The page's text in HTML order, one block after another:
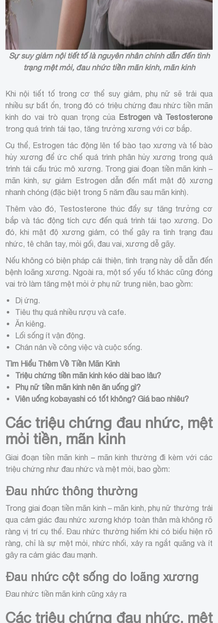
Sự suy giảm nội tiết tố là nguyên nhân chính dẫn đến tình
trạng mệt mỏi, đau nhức tiền mãn kinh, mãn kinh
Khi nội tiết tố trong cơ thể suy giảm, phụ nữ sẽ trải qua
nhiều sự bất ổn, trong đó có triệu chứng đau nhức tiền mãn
kinh do vai trò quan trọng của Estrogen và Testosterone
trong quá trình tái tạo, tăng trưởng xương với cơ bắp.
Cụ thể, Estrogen tác động lên tế bào tạo xương và tế bào
hủy xương để ức chế quá trình phân hủy xương trong quá
trình tái cấu trúc mô xương. Trong giai đoạn tiền mãn kinh –
mãn kinh, sự giảm Estrogen dẫn đến mất mật độ xương
nhanh chóng (đặc biệt trong 5 năm đầu sau mãn kinh).
Thêm vào đó, Testosterone thúc đẩy sự tăng trưởng cơ
bắp và tác động tích cực đến quá trình tái tạo xương. Do
đó, khi mật độ xương giảm, có thể gây ra tình trạng đau
nhức, tê chân tay, mỏi gối, đau vai, xương dễ gãy.
Nếu không có biện pháp cải thiện, tình trạng này dễ dẫn đến
bệnh loãng xương. Ngoài ra, một số yếu tố khác cũng đóng
vai trò làm tăng mệt mỏi ở phụ nữ trung niên, bao gồm:
Dị ứng.
Tiêu thụ quá nhiều rượu và cafe.
Ăn kiêng.
Lối sống ít vận động.
Chán nản về công việc và cuộc sống.
Tìm Hiểu Thêm Về Tiền Mãn Kinh
Triệu chứng tiền mãn kinh kéo dài bao lâu?
Phụ nữ tiền mãn kinh nên ăn uống gì?
Viên uống kobayashi có tốt không? Giá bao nhiêu?
Các triệu chứng đau nhức, mệt
mỏi tiền, mãn kinh
Giai đoạn tiền mãn kinh – mãn kinh thường đi kèm với các
triệu chứng như đau nhức và mệt mỏi, bao gồm:
Đau nhức thông thường
Trong giai đoạn tiền mãn kinh – mãn kinh, phụ nữ thường trải
qua cảm giác đau nhức xương khớp toàn thân mà không rõ
ràng vị trí cụ thể. Đau nhức thường hiếm khi có biểu hiện rõ
ràng, chỉ là sự mệt mỏi, nhức nhối, xảy ra ngắt quãng và ít
gây ra cảm giác đau mạnh.
Đau nhức cột sống do loãng xương
Đau nhức tiền mãn kinh cũng xảy ra
Các triệu chứng đau nhức, mệt